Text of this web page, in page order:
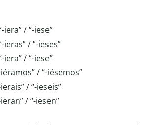
iera” / “-iese”
ieras” / “-ieses”
iera” / “-iese”
/ “-iésemos”
/ “-ieseis”
/ “-iesen”